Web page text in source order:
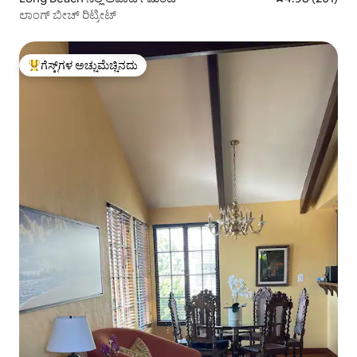
ಲಾಂಗ್ ಬೀಚ್ ರಿಟ್ರೀಟ್
ಗೆಸ್ಟ್‌ಗಳಿಗೆ ಅತಿ ಹೆಚ್ಚು ಅಚ್ಚುಮೆಚ್ಚಿನದು
ಗೆಸ್ಟ್‌ಗಳ ಅಚ್ಚುಮೆಚ್ಚಿನದು